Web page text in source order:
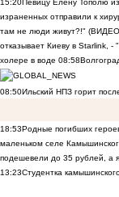
израненных отправили к
там не люди живут?!"
отказывает Киеву в Starlink, -
холере в воде 08:58
08:50Ильский НПЗ горит
18:53Родные погибших
маленьком селе
подешевели до 35 рублей, а
13:23Студентка